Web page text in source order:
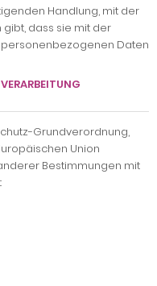
Handlung, mit der
dass sie mit der
Daten
Grundverordnung,
Union
Bestimmungen mit